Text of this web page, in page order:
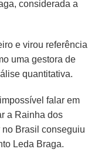
considerada a
e virou referência
uma gestora de
quantitativa.
falar em
a Rainha dos
Brasil conseguiu
Leda Braga.